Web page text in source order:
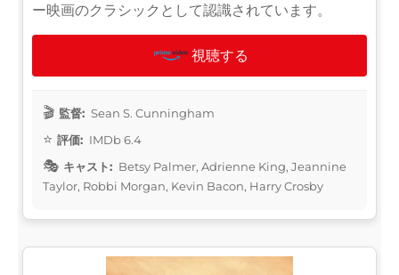
ー映画のクラシックとして認識されています。
視聴する
監督: Sean S. Cunningham
評価: IMDb 6.4
キャスト: Betsy Palmer, Adrienne King, Jeannine
Taylor, Robbi Morgan, Kevin Bacon, Harry Crosby